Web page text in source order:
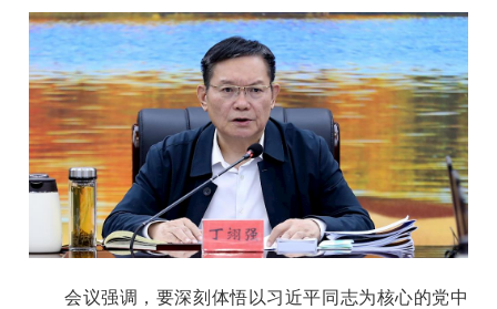
会议强调，要深刻体悟以习近平同志为核心的党中